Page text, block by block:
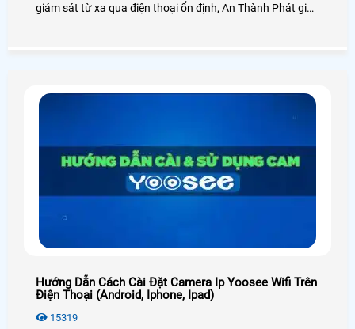
giám sát từ xa qua điện thoại ổn định, An Thành Phát giới
Hướng Dẫn Cách Cài Đặt Camera Ip Yoosee Wifi Trên
Điện Thoại (Android, Iphone, Ipad)
15319